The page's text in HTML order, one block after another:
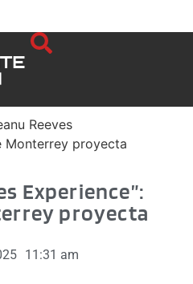
Reeves
Monterrey proyecta
Experience”:
proyecta
11:31 am